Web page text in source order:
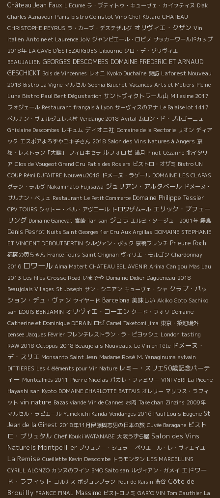
Château Jean Faux L'Ecume ラ・プティトゥ・キューヴェ・カイウティヌ Diak
Charles Aznavour Paris bistro Coinstot Vino Chef Kôtaro CHATEAU
CHRISTOPHE PEYRUS ラ・カーブ・デステザルグ オリヴィエ・クザン Vin
italien Antoine et Laurence Joly ジャンピエール・ロビノ サッカーワールドカップ
2018年 LA CAVE D’ESTEZARGUES Libourne クロ・デ・ゾリヴィエ
BEAUJALIEN GEORGES DESCOMBES DOMAINE FREDERIC ET ARNAUD
GESCHICKT Bois de Vincennes レオニ Kyoko Duchaîne 諏訪 Laforest Nouveau
2018 Bistro La Vigne マルセル Sophia Bauchet Vacances Arts et Metiers Pleine
Lune Bistro Paul Bert Dégustation サントヴィクトワール山 Millesime 2017
フォジェール Restaurant français à Lyon サーヴィスのアナ Le Balaise lot 1417
ぺルナン・ヴェルジュレス村 Vendange 2018 Avital ムロン・ド・ブルゴーニュ
Ghislaine Descombes レキュム ディオニ社 Domaine de la Rectorie リオン ディア
ック エスポアよろずやユキ子さん 2018 Salon des Vins Natures à Angers 京
都・レストラン「大鵬」
フィロキセラ ルフォロゼ 満月 Pinot Cézanne 北イタリ
ア Clos de Vougeot Grand Cru Patis des Rosiers ビストロ・オザミ Bistro UN
COUP Rémi DUFAITRE Nouveau2018 ドメーヌ・ラゲール DOMAINE LES CLAPAS
グラン・ラルグ Nakaminato Fujisawa ジュリアン・アルタベール ドメーヌ・
サルナン・ベリュ Restaurant Le Petit Commerce Domaine Philippe Tessier
CPV TOURS シャトー・ベル・アヴニール トロワザム−ル エリック・プフェー
リング Domaine Ganevat 宮崎 Tan san ジュラ エルミｒタージュ 2001年 霧島
Denis Pesnot Nuits Saint Georges 1er Cru Aux Argillas DOMAINE STEPHANIE
ET VINCENT DEBOUTBERTIN シルヴァン・ボック 京橋フレンチ Prieure Roch
福岡の黄ちゃん France Tours Saint Chignan ヴィリエ・モルゴン Chardonnay
2016 ロワール Alma Matert CHATEAU BEL AVENIR Arima Canigou Mas Lau
2013 Les filles Crosse Road いまでや Domaine Didier Dagueneau 2018
Beaujolais Villages St Joseph サン・シニアン キューヴェ・シャ クラブ・パッ
ション・デュ・ヴァン ウイヤード Barcelona 美味しい Akiko Goto Sachiko
san LOUIS BENJAMIN オリヴィエ・コーエン クード・フォリ Domaine
Catherine et Dominique DERAIN ロゼ Camel Taketomi jima 東京・築地場外
pensee Jacques Février フレンチレストラン・ラ・ピヨッシュ London tasting
RAW 2018 Octopus 2018 Beaujolais Nouveaux Le Vin en Tête ドメーヌ・
デ・スリエ Monsanto Saint Jean Madame Rosé M. Yanaginuma sylvain
DITTIERES Les 4 éléments pour Vin Nature レミー・スリエ50歳記念パーテ
ィー Montcalmès 2011 Pierre Nicolas パカレ・ファミリー VINI VERI La Pioche
Hayashi san Kyoto DOMAINE CHARLOTTE BATTAIS オレリー マリウス・ラフィ
ット vin nature Bazas viande Vin de Cannes お肉 Take chan Zinzins 2009年
マルセル・ラピエール Yumekichi Kanda Vendanges 2016 Paul Louis Eugene St
Jean de la Ginest 2018年11月伊藤與志男の日本の旅 Cuvée Baragane ビスト
ロ・ブリュタル Chef Kouki WATANABE 大阪うずら屋 Salon des Vins
Naturels Montpellier ブリュノー・シュラー ペリエール・レ・ヴィエイユ
La Remise Cueillette Kevin Descombe トラモンタン LES MARCELLINS
CYRILL ALONZO カンヌのワイン BMO Saito san ルヴィアン・ガメイ エドワー
ド・ラフィット コルナス ボジョレブラン Pour de Raisin 渋谷 Côte de
Brouilly FRANCE FINAL Massimo ビストロノミ GAR'O'VIN Tom Gauthier La